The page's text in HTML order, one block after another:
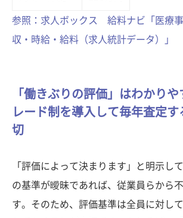
参照：求人ボックス 給料ナビ「医療
収・時給・給料（求人統計データ）」
「働きぶりの評価」はわかり
レード制を導入して毎年査定
切
「評価によって決まります」と明示し
の基準が曖昧であれば、従業員らから
す。そのため、評価基準は全員に対し